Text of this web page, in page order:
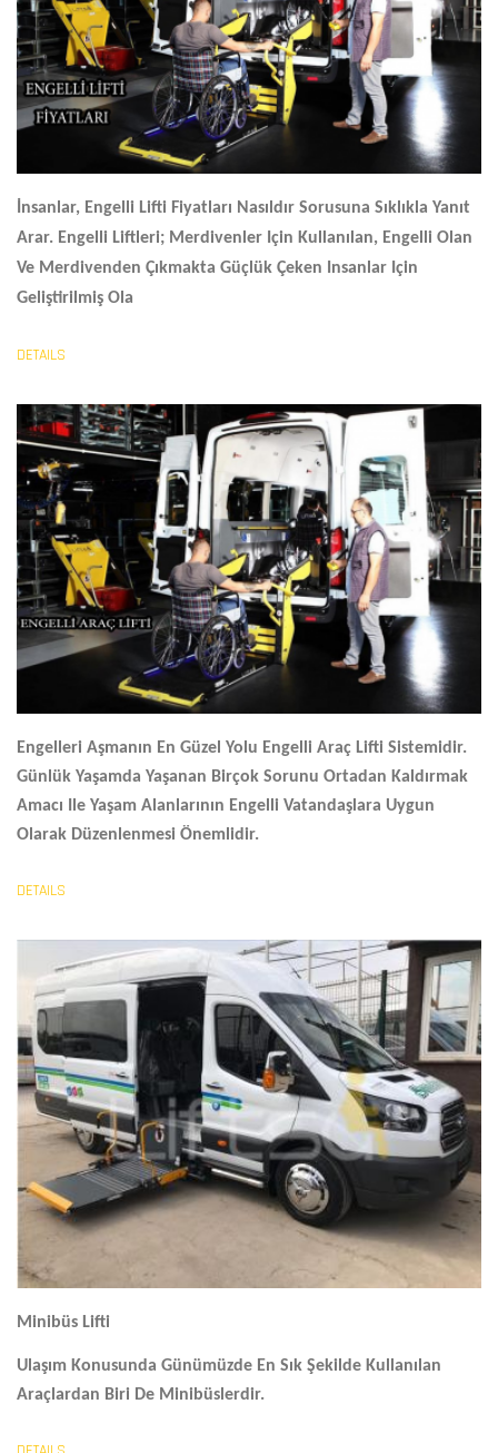
İnsanlar, Engelli Lifti Fiyatları Nasıldır Sorusuna Sıklıkla Yanıt
Arar. Engelli Liftleri; Merdivenler Için Kullanılan, Engelli Olan
Ve Merdivenden Çıkmakta Güçlük Çeken Insanlar Için
Geliştirilmiş Ola
DETAILS
Engelleri Aşmanın En Güzel Yolu Engelli Araç Lifti Sistemidir.
Günlük Yaşamda Yaşanan Birçok Sorunu Ortadan Kaldırmak
Amacı Ile Yaşam Alanlarının Engelli Vatandaşlara Uygun
Olarak Düzenlenmesi Önemlidir.
DETAILS
Minibüs Lifti
Ulaşım Konusunda Günümüzde En Sık Şekilde Kullanılan
Araçlardan Biri De Minibüslerdir.